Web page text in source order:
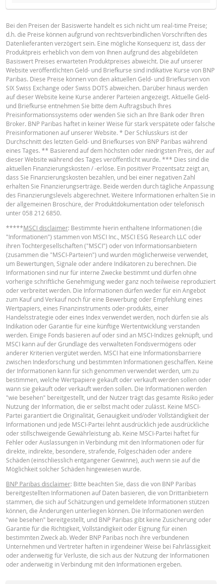
ART
RESETS
7 Aug.
2026 22:15
täglich 0.79
6 Aug.
2026 22:25
täglich 0.83
5 Aug.
2026 22:15
täglich 0.73
4 Aug.
2026 22:17
täglich 0.76
3 Aug.
2026 22:16
täglich 0.73
30 Juli
2026 22:16
täglich 0.72
29 Juli
2026 22:16
täglich
28 Juli
2026 22:18
täglich 0.76
27 Juli
2026 22:16
täglich 0.65
DOWNLOAD
Verlauf der Resets
BROSCHÜRE
Deutsch PDF
English PDF
Français PDF
BASISPROSPEKT
English PDF
TERMSHEET
Deutsch (Schweiz)
FINAL TERMS
Deutsch (Schweiz)
BASISINFORMATIONSBLATT
Key Information Document (DE) PDF
Key Information Document (EN)
Key Information Document (FR)
PREISINFORMATION
Latest Product Quotes CSV
Bei den Preisen der Basiswerte handelt es sich nicht um real-time Preise;
d.h. die Preise können aufgrund von rechtsverbindlichen Vorschriften des
Datenlieferanten verzögert sein. Eine mögliche Konsequenz ist, dass der
Produktpreis erheblich von dem von Ihnen aufgrund des abgebildeten
Basiswert Preises erwarteten Produktpreises abweicht. Die auf unserer
Website veröffentlichten Geld- und Briefkurse sind indikative Kurse von BNP
Paribas. Diese Preise können von den aktuellen Geld- und Briefkursen von
SIX Swiss Exchange oder Swiss DOTS abweichen. Darüber hinaus werden
auf dieser Website keine Kurse anderer Parteien angezeigt. Aktuelle Geld-
und Briefkurse entnehmen Sie bitte dem Auftragsbuch Ihres
Preisinformationssystems oder wenden Sie sich an Ihre Bank oder Ihren
Broker. BNP Paribas haftet in keiner Weise für stark verspätete oder falsche
Preisinformationen auf unserer Website. * Der Schlusskurs ist der
Durchschnitt des letzten Geld- und Briefkurses von BNP Paribas während
eines Tages. ** Basierend auf dem höchsten oder niedrigsten Preis, der auf
dieser Website während des Tages veröffentlicht wurde. *** Dies sind die
aktuellen Finanzierungskosten / -erlöse. Ein positiver Prozentsatz zeigt an,
dass Sie Finanzierungskosten bezahlen, und bei einer negativen Zahl
erhalten Sie Finanzierungserträge. Beide werden durch tägliche Anpassung
des Finanzierungslevels abgerechnet. Weitere Informationen erhalten Sie in
der allgemeinen Broschüre, der Produktdokumentation oder telefonisch
unter 058 212 6850.
*****MSCI disclaimer: Bestimmte hierin enthaltene Informationen (die
"Informationen") stammen von MSCI Inc., MSCI ESG Research LLC oder
ihren Tochtergesellschaften ("MSCI") oder von Informationsanbietern
(zusammen die "MSCI-Parteien") und wurden möglicherweise verwendet,
um Bewertungen, Signale oder andere Indikatoren zu berechnen. Die
Informationen sind nur für interne Zwecke bestimmt und dürfen ohne
vorherige schriftliche Genehmigung weder ganz noch teilweise reproduziert
oder verbreitet werden. Die Informationen dürfen weder für ein Angebot
zum Kauf und Verkauf noch für eine Bewerbung oder Empfehlung eines
Wertpapiers, eines Finanzinstruments oder-produkts, einer
Handelsstrategie oder eines Index verwendet werden, noch dürfen sie als
Indikation oder Garantie für eine künftige Wertentwicklung verstanden
werden. Einige Fonds basieren auf oder sind an MSCI-Indizes geknüpft, und
MSCI kann auf der Grundlage des verwalteten Fondsvermögens oder
anderer Kriterien vergütet werden. MSCI hat eine Informationsbarriere
zwischen Indexforschung und bestimmten Informationen geschaffen. Keine
der Informationen kann für sich genommen verwendet werden, um zu
bestimmen, welche Wertpapiere gekauft oder verkauft werden sollen oder
wann sie gekauft oder verkauft werden sollen. Die Informationen werden
"wie besehen" bereitgestellt, und der Nutzer trägt das gesamte Risiko jeder
Nutzung der Information, die er selbst macht oder zulässt. Keine MSCI-
Partei garantiert die Originalität, Genauigkeit und/oder Vollständigkeit der
Informationen und jede MSCI-Partei lehnt ausdrücklich jede ausdrückliche
oder stillschweigende Gewährleistung ab. Keine MSCI-Partei haftet für
Fehler oder Auslassungen in Verbindung mit den Informationen oder für
direkte, indirekte, besondere, strafende, Folgeschäden oder andere
Schäden (einschliesslich entgangener Gewinne), auch wenn sie auf die
Möglichkeit solcher Schäden hingewiesen wurde.
BNP Paribas disclaimer: Bitte beachten Sie, dass die von BNP Paribas
bereitgestellten Informationen auf Daten basieren, die von Drittanbietern
stammen, die sich auf Schätzungen und gemeldete Informationen stützen
können, die Änderungen unterliegen können. Die Informationen werden
"wie besehen" bereitgestellt, und BNP Paribas gibt keine Zusicherung oder
Garantie für die Richtigkeit, Vollständigkeit oder Eignung für einen
bestimmten Zweck ab. Weder BNP Paribas noch ihre verbundenen
Unternehmen und Vertreter haften in irgendeiner Weise bei Fahrlässigkeit
oder anderweitig für Verluste, die sich aus der Nutzung der Informationen
oder anderweitig in Verbindung mit den Informationen ergeben.